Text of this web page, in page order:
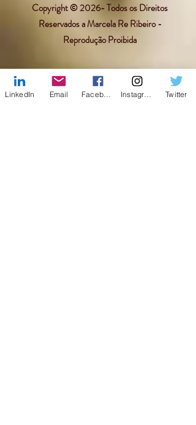
Copyright © 2026- Todos os Direitos
Reservados a Marcela Re Ribeiro -
Reprodução Proibida
ACESSAR
LinkedIn Email Twitter